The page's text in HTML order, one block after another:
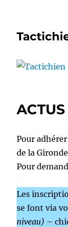
ACTUS
Pour
de la
Pour
Les
se font via
niveau) –